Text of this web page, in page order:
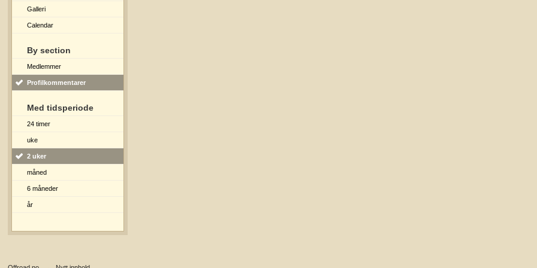
Galleri
Calendar
By section
Medlemmer
Profilkommentarer
Med tidsperiode
24 timer
uke
2 uker
måned
6 måneder
år